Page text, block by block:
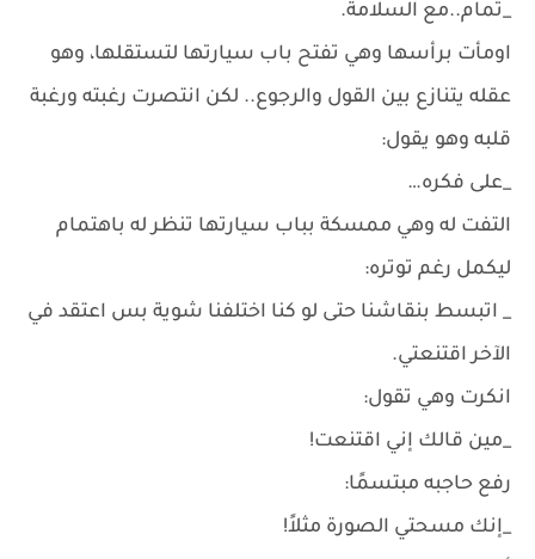
_تمام..مع السلامة.
اومأت برأسها وهي تفتح باب سيارتها لتستقلها، وهو
عقله يتنازع بين القول والرجوع.. لكن انتصرت رغبته ورغبة
قلبه وهو يقول:
_على فكره…
التفت له وهي ممسكة بباب سيارتها تنظر له باهتمام
ليكمل رغم توتره:
_ اتبسط بنقاشنا حتى لو كنا اختلفنا شوية بس اعتقد في
الآخر اقتنعتي.
انكرت وهي تقول:
_مين قالك إني اقتنعت!
رفع حاجبه مبتسمًا:
_إنك مسحتي الصورة مثلاً!